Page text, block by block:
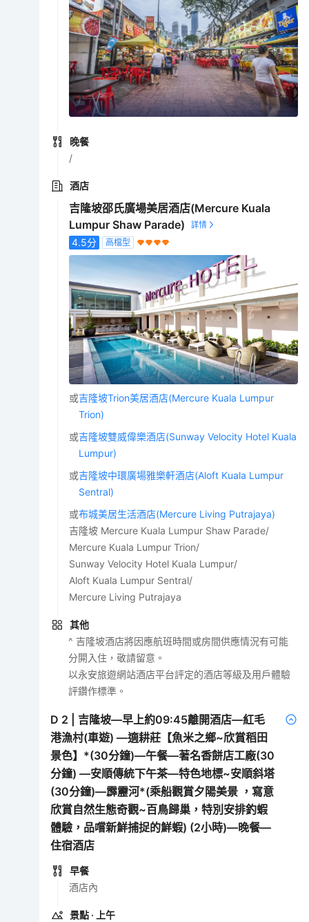
晚餐
/
酒店
吉隆坡邵氏廣場美居酒店(Mercure Kuala
Lumpur Shaw Parade)
4.5分 高檔型
或吉隆坡Trion美居酒店(Mercure Kuala Lumpur
Trion)
或吉隆坡雙威偉樂酒店(Sunway Velocity Hotel Kuala
Lumpur)
或吉隆坡中環廣場雅樂軒酒店(Aloft Kuala Lumpur
Sentral)
或布城美居生活酒店(Mercure Living Putrajaya)
吉隆坡 Mercure Kuala Lumpur Shaw Parade/
Mercure Kuala Lumpur Trion/
Sunway Velocity Hotel Kuala Lumpur/
Aloft Kuala Lumpur Sentral/
Mercure Living Putrajaya
其他
^ 吉隆坡酒店將因應航班時間或房間供應情況有可能
分閞入住，敬請留意。
以永安旅遊網站酒店平台評定的酒店等級及用戶體驗
評鑽作標準。
D 2
吉隆坡—早上約09:45離開酒店—紅毛
港漁村(車遊) —適耕莊【魚米之鄉~欣賞稻田
景色】*(30分鐘)—午餐—著名香餅店工廠(30
分鐘) —安順傳統下午茶—特色地標~安順斜塔
(30分鐘)—霹靂河*(乘船觀賞夕陽美景 ，寫意
欣賞自然生態奇觀~百鳥歸巢，特別安排釣蝦
體驗，品嚐新鮮捕捉的鮮蝦) (2小時)—晚餐—
住宿酒店
早餐
酒店內
景點 · 上午